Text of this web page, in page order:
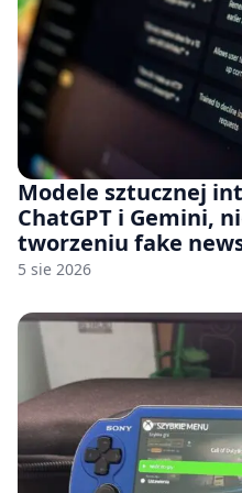
Modele sztucznej
ChatGPT i Gemini,
tworzeniu fake
jeśli rozmawiasz z
5 sie 2026